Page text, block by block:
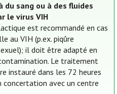
du sang ou à des fluides
le virus VIH
est recommandé en cas
au VIH (p.ex. piqûre
il doit être adapté en
Le traitement
instauré dans les 72 heures
concertation avec un centre